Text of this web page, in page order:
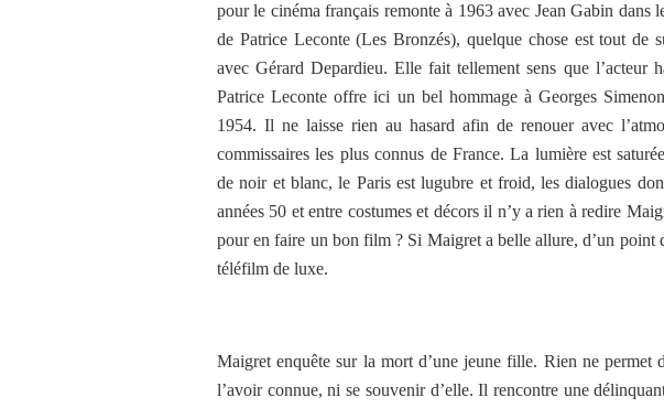
pour le cinéma français remonte à 1963 avec Jean Gabin
de Patrice Leconte (Les Bronzés), quelque chose est tout de
avec Gérard Depardieu. Elle fait tellement sens que l’acteur
Patrice Leconte offre ici un bel hommage à Georges
1954. Il ne laisse rien au hasard afin de renouer avec
commissaires les plus connus de France. La lumière est
de noir et blanc, le Paris est lugubre et froid, les dialogues
années 50 et entre costumes et décors il n’y a rien à redire
pour en faire un bon film ? Si Maigret a belle allure, d’un point
téléfilm de luxe.
Maigret enquête sur la mort d’une jeune fille. Rien ne permet
l’avoir connue, ni se souvenir d’elle. Il rencontre une